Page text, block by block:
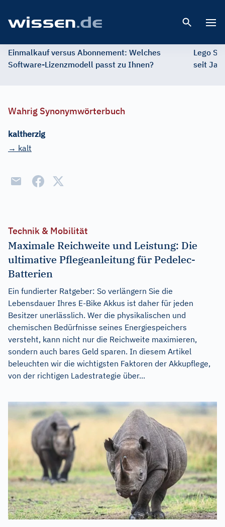
Einmalkauf versus Abonnement: Welches
Software-Lizenzmodell passt zu Ihnen?
Lego
seit
Wahrig Synonymwörterbuch
kaltherzig
→ kalt
Technik & Mobilität
Maximale Reichweite und Leistung: Die
ultimative Pflegeanleitung für Pedelec-
Batterien
Ein fundierter Ratgeber: So verlängern Sie die
Lebensdauer Ihres E-Bike Akkus ist daher für jeden
Besitzer unerlässlich. Wer die physikalischen und
chemischen Bedürfnisse seines Energiespeichers
versteht, kann nicht nur die Reichweite maximieren,
sondern auch bares Geld sparen. In diesem Artikel
beleuchten wir die wichtigsten Faktoren der Akkupflege,
von der richtigen Ladestrategie über...